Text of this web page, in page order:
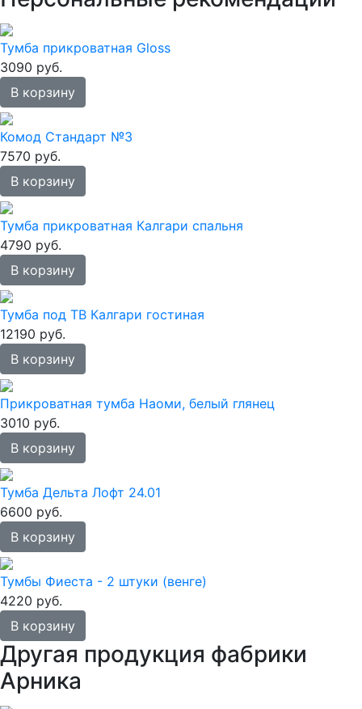
Тумба прикроватная Gloss
3090 руб.
В корзину
Комод Стандарт №3
7570 руб.
В корзину
Тумба прикроватная Калгари спальня
4790 руб.
В корзину
Тумба под ТВ Калгари гостиная
12190 руб.
В корзину
Прикроватная тумба Наоми, белый глянец
3010 руб.
В корзину
Тумба Дельта Лофт 24.01
6600 руб.
В корзину
Тумбы Фиеста - 2 штуки (венге)
4220 руб.
В корзину
Другая продукция фабрики
Арника